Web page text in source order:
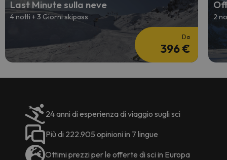
Last Minute sulla neve
4 notti + 3 Giorni skipass
Da
396 €
2
24 anni di esperienza di viaggio sugli sci
Più di 222.905 opinioni in 7 lingue
Ottimi prezzi per le offerte di sci in Europa